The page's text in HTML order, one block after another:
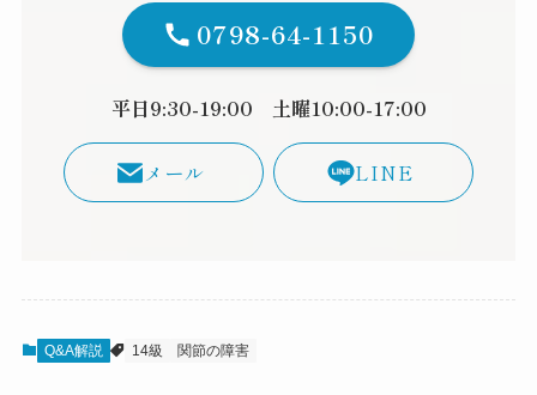
0798-64-1150
平日9:30-19:00 土曜10:00-17:00
メール LINE
Q&A解説 14級 関節の障害